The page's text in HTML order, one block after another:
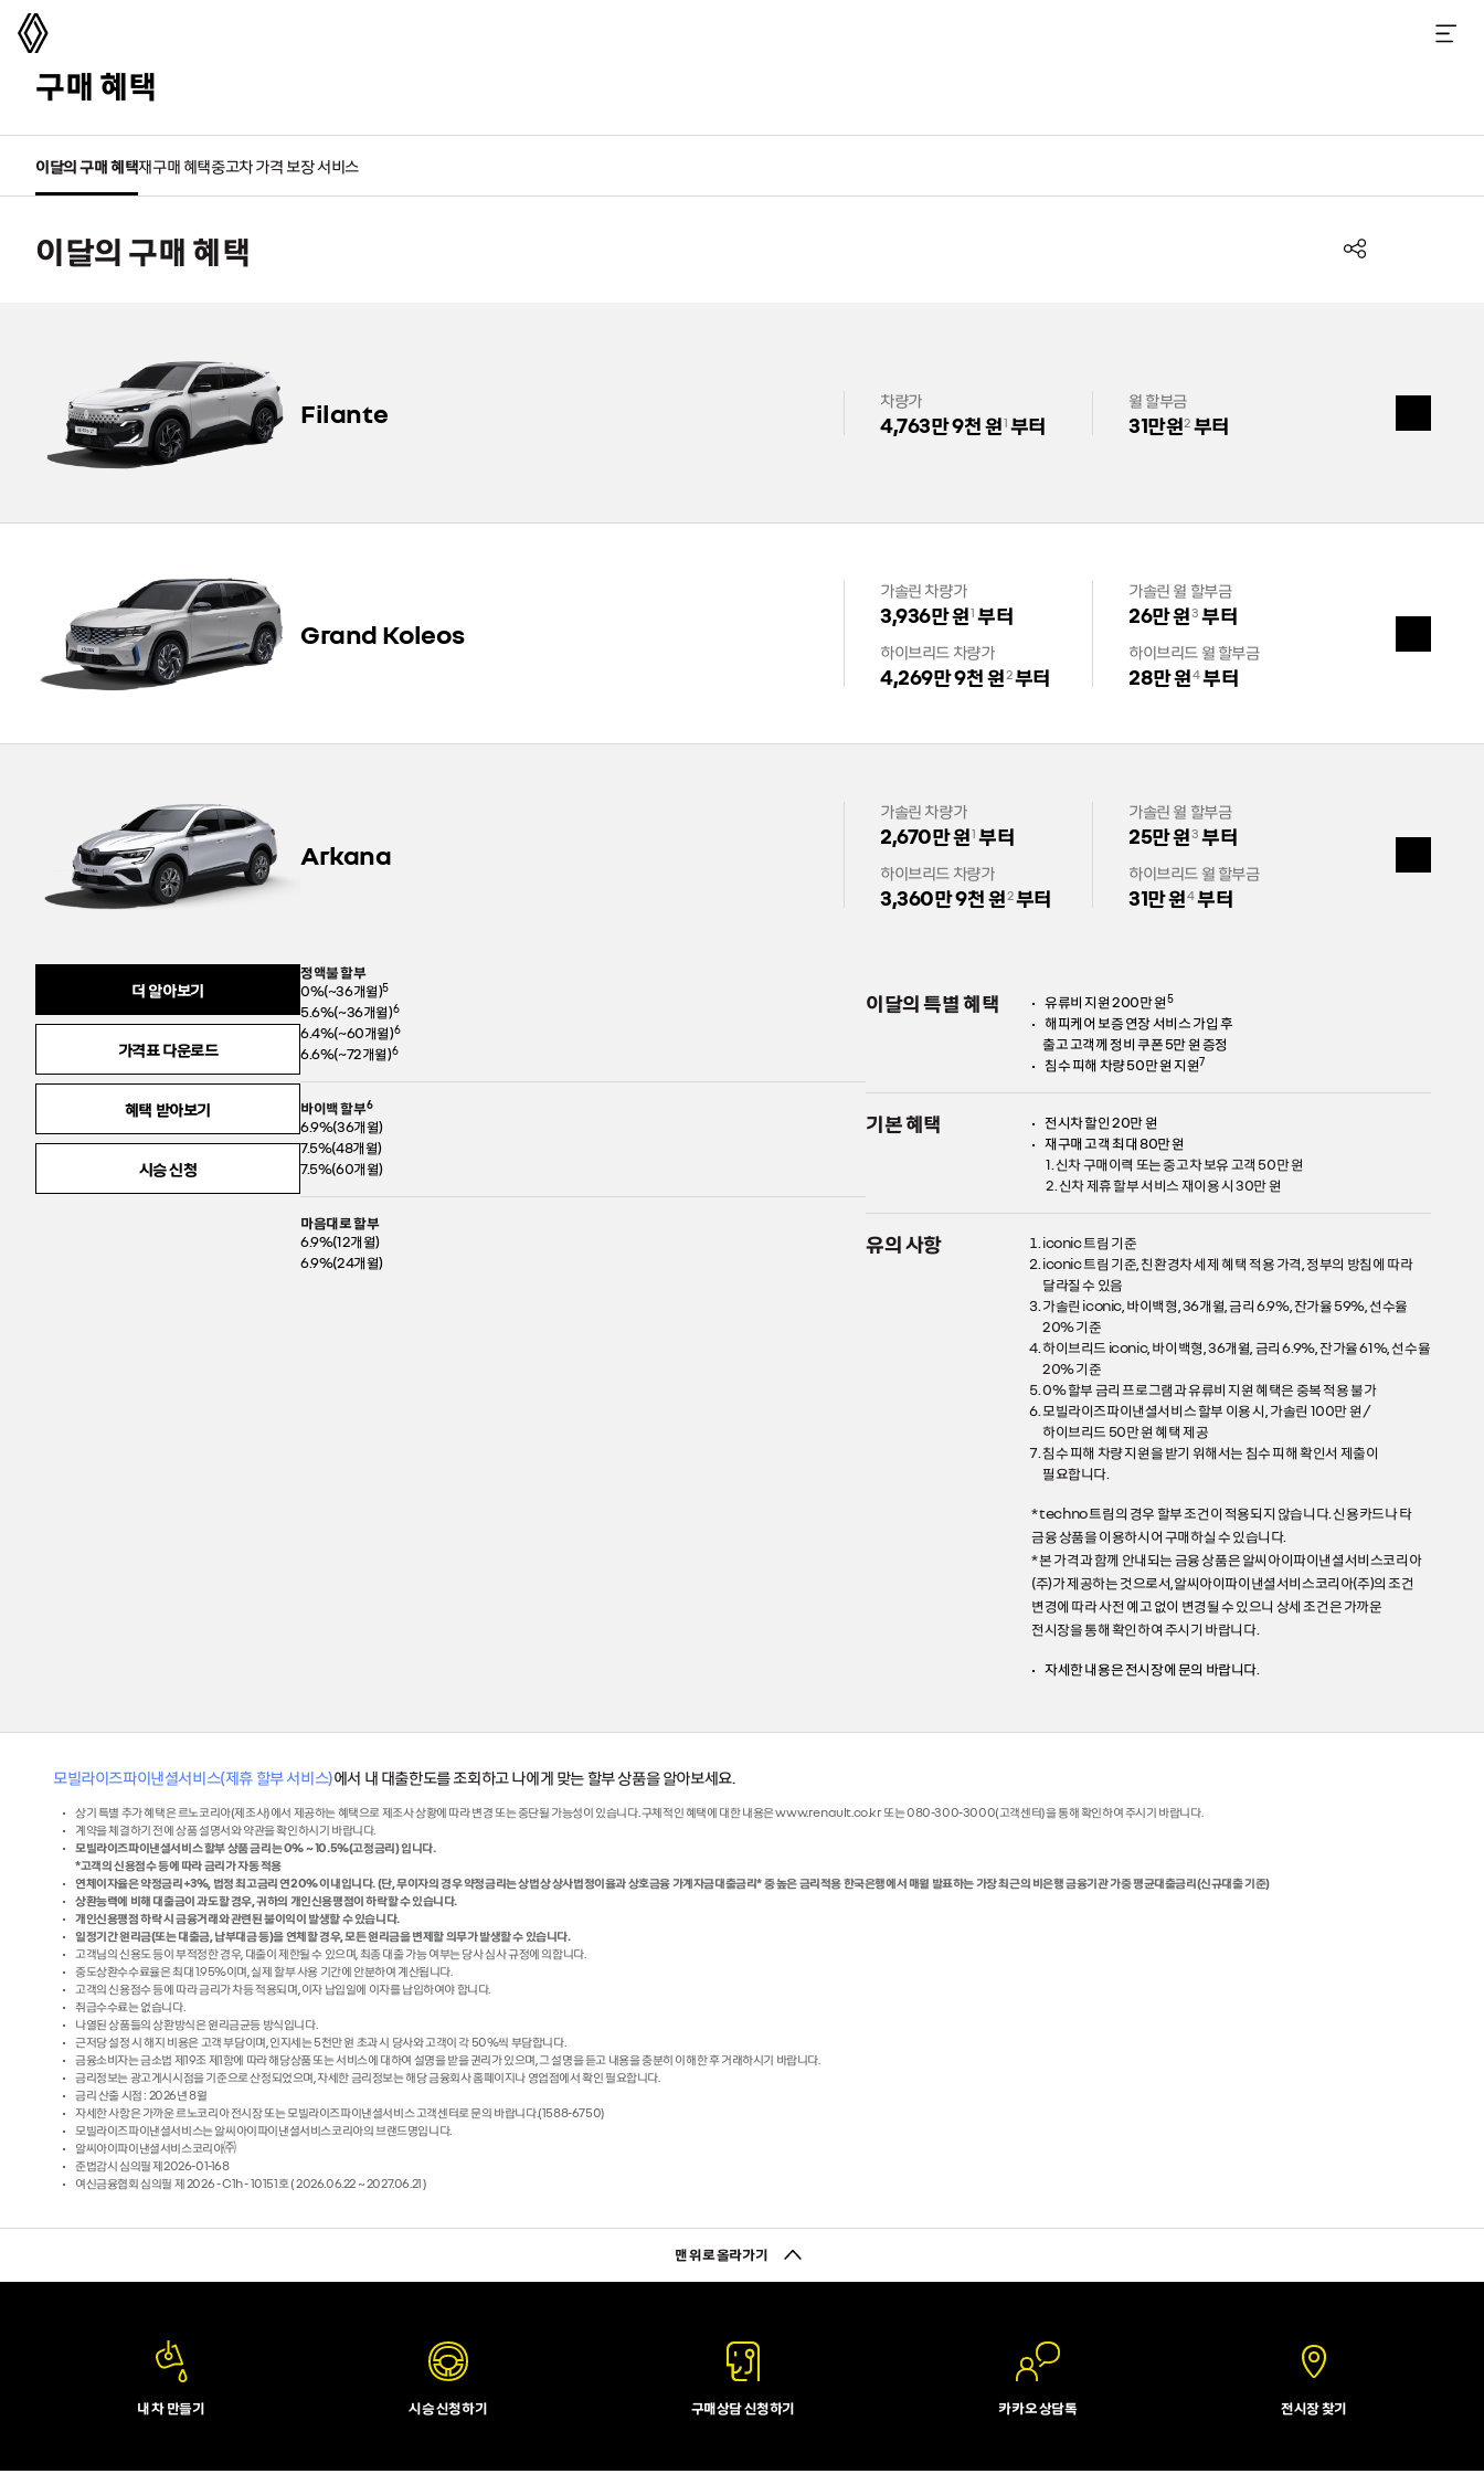
르노코리아 메뉴 열기
구매 혜택
이달의 구매 혜택재구매 혜택중고차 가격 보장 서비스
이달의 구매 혜택
공
Filante 차량가
4,763만 9천 원1 부터
월 할부금
31만원2 부터
Grand Koleos
가솔린 차량가
3,936만 원1 부터
하이브리드 차량가
4,269만 9천 원2부터
가솔린 월 할부금
26만 원3 부터
하이브리드 월 할부금
28만 원4부터
Arkana
가솔린 차량가
2,670만 원1 부터
하이브리드 차량가
3,360만 9천 원2부터
가솔린 월 할부금
25만 원3 부터
하이브리드 월 할부금
31만 원4부터
더 알아보기
가격표 다운로드
혜택 받아보기
시승 신청
정액불 할부내
용
보
기
0%(~36개월)5
5.6%(~36개월)6
6.4%(~60개월)6
6.6%(~72개월)6
바이백 할부6내
용
보
기
6.9%(36개월)
7.5%(48개월)
7.5%(60개월)
마음대로 할부내
용
보
기
6.9%(12개월)
6.9%(24개월)
이달의 특별 혜택 유류비 지원 200만 원5
해피케어 보증 연장 서비스 가입 후
출고 고객께 정비 쿠폰 5만 원 증정
침수 피해 차량 50만 원 지원7
기본 혜택
전시차 할인 20만 원
재구매 고객 최대 80만 원
1. 신차 구매이력 또는 중고차 보유 고객 50만 원
2. 신차 제휴 할부 서비스 재이용 시 30만 원
유의 사항
iconic 트림 기준
iconic 트림 기준, 친환경차 세제 혜택 적용 가격, 정부의 방침에 따라
달라질 수 있음
가솔린 iconic, 바이백형, 36개월, 금리 6.9%, 잔가율 59%, 선수율
20% 기준
하이브리드 iconic, 바이백형, 36개월, 금리 6.9%, 잔가율 61%, 선수율
20% 기준
0% 할부 금리 프로그램과 유류비 지원 혜택은 중복 적용 불가
모빌라이즈파이낸셜서비스 할부 이용 시, 가솔린 100만 원 /
하이브리드 50만 원 혜택 제공
침수 피해 차량 지원을 받기 위해서는 침수 피해 확인서 제출이
필요합니다.
* techno 트림의 경우 할부 조건이 적용되지 않습니다. 신용카드나 타
금융 상품을 이용하시어 구매하실 수 있습니다.
* 본 가격과 함께 안내되는 금융 상품은 알씨아이파이낸셜서비스코리아
(주)가 제공하는 것으로서,알씨아이파이낸셜서비스코리아(주)의 조건
변경에 따라 사전 예고 없이 변경될 수 있으니 상세 조건은 가까운
전시장을 통해 확인하여 주시기 바랍니다.
자세한 내용은 전시장에 문의 바랍니다.
모빌라이즈파이낸셜서비스(제휴 할부 서비스)에서 내 대출한도를 조회하고 나에게 맞는 할부 상품을 알아보세요.
상기 특별 추가 혜택은 르노코리아(제조사)에서 제공하는 혜택으로 제조사 상황에 따라 변경 또는 중단될 가능성이 있습니다. 구체적인 혜택에 대한 내용은 www.renault.co.kr 또는 080-300-3000(고객센터)을 통해 확인하여 주시기 바랍니다.
계약을 체결하기 전에 상품 설명서와 약관을 확인하시기 바랍니다.
모빌라이즈파이낸셜서비스 할부 상품 금리는 0% ~ 10.5%(고정금리) 입니다.
*고객의 신용점수 등에 따라 금리가 자동 적용
연체이자율은 약정금리+3%, 법정 최고금리 연20% 이내입니다. (단, 무이자의 경우 약정금리는 상법상 상사법정이율과 상호금융 가계자금대출금리* 중 높은 금리적용 한국은행에서 매월 발표하는 가장 최근의 비은행 금융기관 가중 평균대출금리(신규대출 기준)
상환능력에 비해 대출금이 과도할 경우, 귀하의 개인신용평점이 하락할 수 있습니다.
개인신용평점 하락 시 금융거래와 관련된 불이익이 발생할 수 있습니다.
일정기간 원리금(또는 대출금, 납부대금 등)을 연체할 경우, 모든 원리금을 변제할 의무가 발생할 수 있습니다.
고객님의 신용도 등이 부적정한 경우, 대출이 제한될 수 있으며, 최종 대출 가능 여부는 당사 심사 규정에 의합니다.
중도상환수수료율은 최대 1.95%이며, 실제 할부 사용 기간에 안분하여 계산됩니다.
고객의 신용점수 등에 따라 금리가 차등 적용되며, 이자 납입일에 이자를 납입하여야 합니다.
취급수수료는 없습니다.
나열된 상품들의 상환방식은 원리금균등 방식입니다.
근저당 설정 시 해지 비용은 고객 부담이며, 인지세는 5천만 원 초과 시 당사와 고객이 각 50%씩 부담합니다.
금융소비자는 금소법 제19조 제1항에 따라 해당상품 또는 서비스에 대하여 설명을 받을 권리가 있으며, 그 설명을 듣고 내용을 충분히 이해한 후 거래하시기 바랍니다.
금리정보는 광고게시시점을 기준으로 산정되었으며, 자세한 금리정보는 해당 금융회사 홈페이지나 영업점에서 확인 필요합니다.
금리 산출 시점 : 2026년 8월
자세한 사항은 가까운 르노코리아 전시장 또는 모빌라이즈파이낸셜서비스 고객센터로 문의 바랍니다.(1588-6750)
모빌라이즈파이낸셜서비스는 알씨아이파이낸셜서비스코리아의 브랜드명입니다.
알씨아이파이낸셜서비스코리아㈜
준법감시 심의필 제2026-01-168
여신금융협회 심의필 제 2026 - C1h - 10151호 ( 2026.06.22 ~ 2027.06.21 )
맨 위로 올라가기
내 차 만들기 시승 신청하기 구매상담 신청하기 카카오 상담톡 전시장 찾기